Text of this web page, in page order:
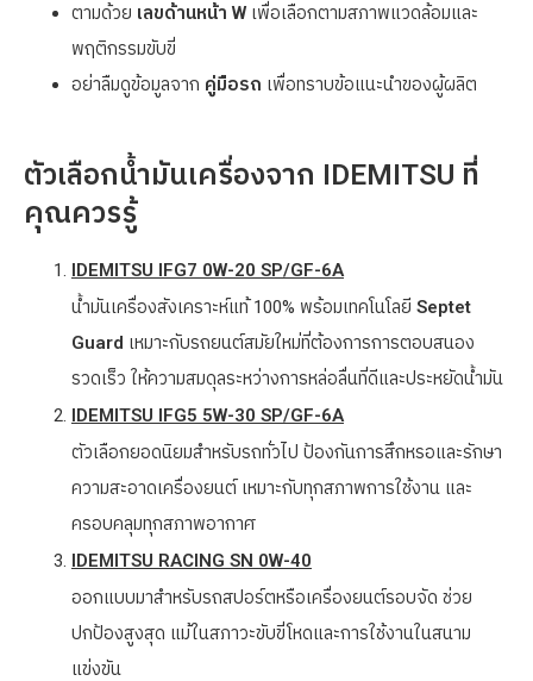
ตามด้วย เลขด้านหน้า W เพื่อเลือกตามสภาพแวดล้อมและ
พฤติกรรมขับขี่
อย่าลืมดูข้อมูลจาก คู่มือรถ เพื่อทราบข้อแนะนำของผู้ผลิต
ตัวเลือกน้ำมันเครื่องจาก IDEMITSU ที่
คุณควรรู้
IDEMITSU IFG7 0W-20 SP/GF-6A
น้ำมันเครื่องสังเคราะห์แท้ 100% พร้อมเทคโนโลยี Septet
Guard เหมาะกับรถยนต์สมัยใหม่ที่ต้องการการตอบสนอง
รวดเร็ว ให้ความสมดุลระหว่างการหล่อลื่นที่ดีและประหยัดน้ำมัน
IDEMITSU IFG5 5W-30 SP/GF-6A
ตัวเลือกยอดนิยมสำหรับรถทั่วไป ป้องกันการสึกหรอและรักษา
ความสะอาดเครื่องยนต์ เหมาะกับทุกสภาพการใช้งาน และ
ครอบคลุมทุกสภาพอากาศ
IDEMITSU RACING SN 0W-40
ออกแบบมาสำหรับรถสปอร์ตหรือเครื่องยนต์รอบจัด ช่วย
ปกป้องสูงสุด แม้ในสภาวะขับขี่โหดและการใช้งานในสนาม
แข่งขัน